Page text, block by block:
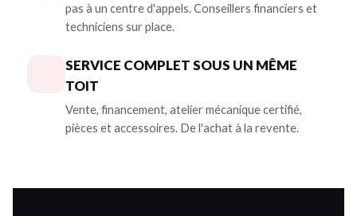
pas à un centre d'appels. Conseillers financiers et
techniciens sur place.
SERVICE COMPLET SOUS UN MÊME
TOIT
Vente, financement, atelier mécanique certifié,
pièces et accessoires. De l'achat à la revente.